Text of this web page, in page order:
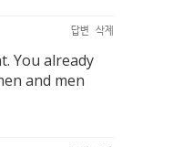
답변 삭제
You already
and men